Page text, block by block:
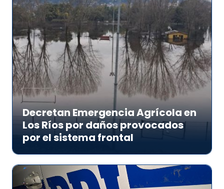
Decretan Emergencia Agrícola en
Los Ríos por daños provocados
por el sistema frontal